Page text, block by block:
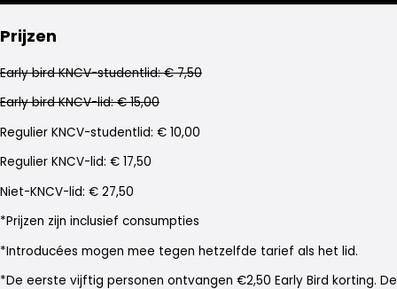
Prijzen
Early bird KNCV-studentlid: € 7,50
Early bird KNCV-lid: € 15,00
Regulier KNCV-studentlid: € 10,00
Regulier KNCV-lid: € 17,50
Niet-KNCV-lid: € 27,50
*Prijzen zijn inclusief consumpties
*Introducées mogen mee tegen hetzelfde tarief als het lid.
*De eerste vijftig personen ontvangen €2,50 Early Bird korting. De